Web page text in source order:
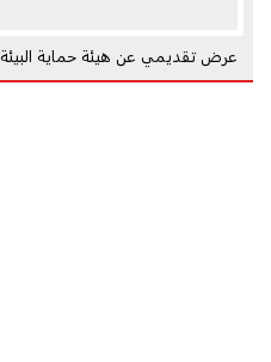
عرض تقديمي عن هيئة حماية البيئة